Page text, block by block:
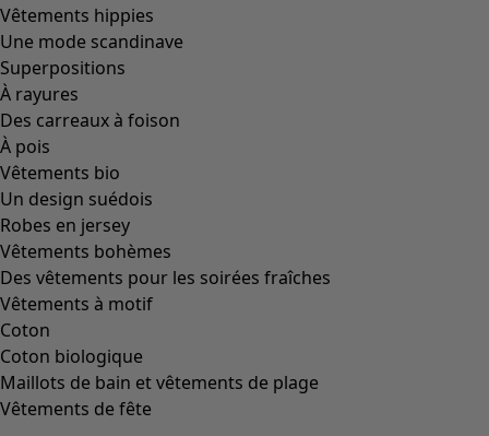
Vêtements hippies
Une mode scandinave
Superpositions
À rayures
Des carreaux à foison
À pois
Vêtements bio
Un design suédois
Robes en jersey
Vêtements bohèmes
Des vêtements pour les soirées fraîches
Vêtements à motif
Coton
Coton biologique
Maillots de bain et vêtements de plage
Vêtements de fête